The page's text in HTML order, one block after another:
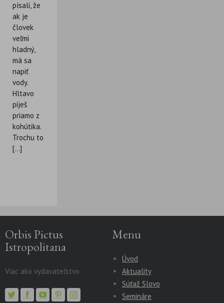
písali, že
ak je
človek
veľmi
hladný,
má sa
napiť
vody.
Hltavo
piješ
priamo z
kohútika.
Trochu to
[...]
Orbis Pictus
Istropolitana
Viac ako vydavateľstvo
Menu
Úvod
Aktuality
Súťaž Slovo
Semináre